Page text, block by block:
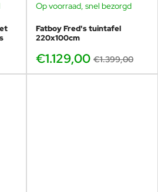
-19%
Op voorraad, snel bezorgd
Fatboy Fred's tuintafel
220x100cm
€1.129,00 €1.399,00